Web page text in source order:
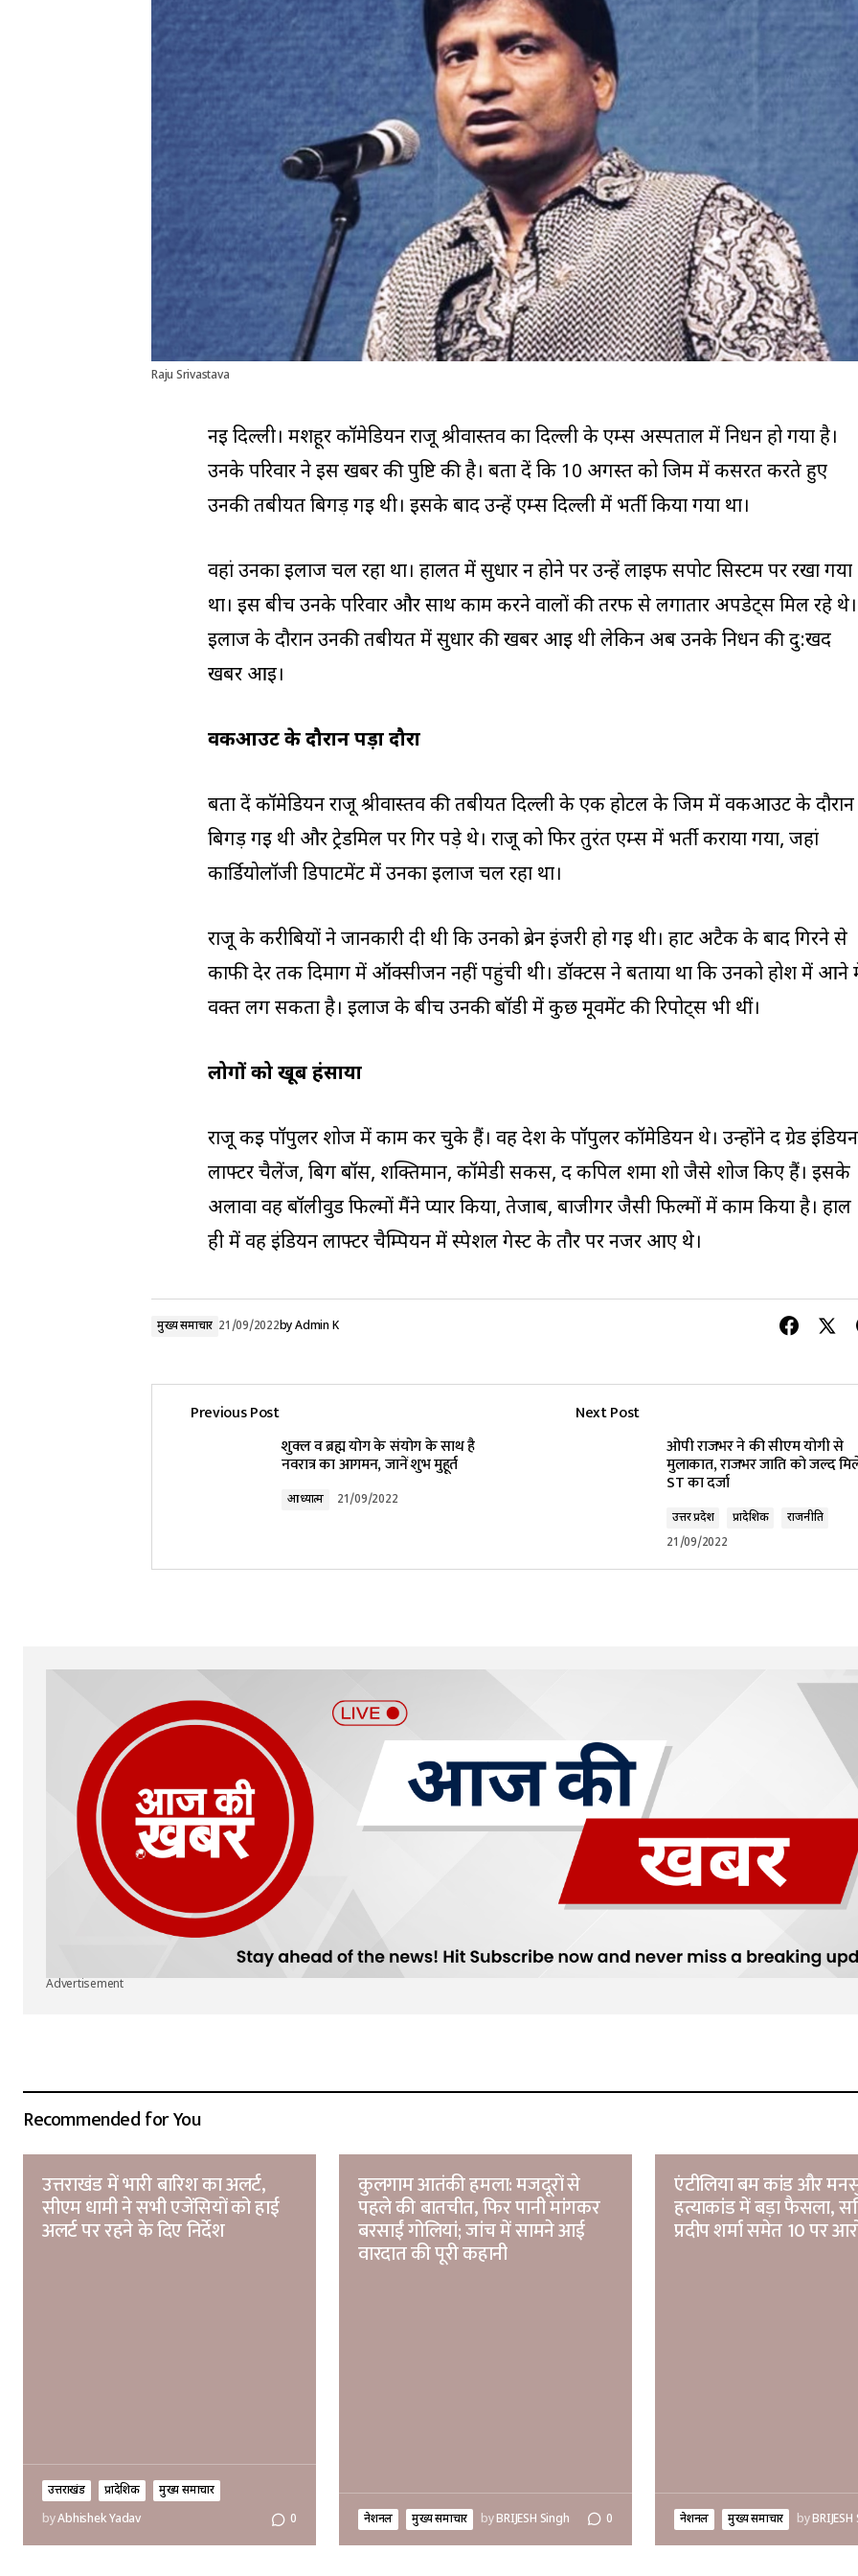
Raju Srivastava
नई दिल्ली। मशहूर कॉमेडियन राजू श्रीवास्तव का दिल्ली के एम्स अस्पताल में निधन हो गया है।
उनके परिवार ने इस खबर की पुष्टि की है। बता दें कि 10 अगस्त को जिम में कसरत करते हुए
उनकी तबीयत बिगड़ गई थी। इसके बाद उन्हें एम्स दिल्ली में भर्ती किया गया था।
वहां उनका इलाज चल रहा था। हालत में सुधार न होने पर उन्हें लाइफ सपोर्ट सिस्टम पर रखा गया
था। इस बीच उनके परिवार और साथ काम करने वालों की तरफ से लगातार अपडेट्स मिल रहे थे।
इलाज के दौरान उनकी तबीयत में सुधार की खबर आई थी लेकिन अब उनके निधन की दु:खद
खबर आई।
वर्कआउट के दौरान पड़ा दौरा
बता दें कॉमेडियन राजू श्रीवास्तव की तबीयत दिल्ली के एक होटल के जिम में वर्कआउट के दौरान
बिगड़ गई थी और ट्रेडमिल पर गिर पड़े थे। राजू को फिर तुरंत एम्स में भर्ती कराया गया, जहां
कार्डियोलॉजी डिपार्टमेंट में उनका इलाज चल रहा था।
राजू के करीबियों ने जानकारी दी थी कि उनको ब्रेन इंजरी हो गई थी। हार्ट अटैक के बाद गिरने से
काफी देर तक दिमाग में ऑक्सीजन नहीं पहुंची थी। डॉक्टर्स ने बताया था कि उनको होश में आने
वक्त लग सकता है। इलाज के बीच उनकी बॉडी में कुछ मूवमेंट की रिपोर्ट्स भी थीं।
लोगों को खूब हंसाया
राजू कई पॉपुलर शोज में काम कर चुके हैं। वह देश के पॉपुलर कॉमेडियन थे। उन्होंने द ग्रेड इंडियन
लाफ्टर चैलेंज, बिग बॉस, शक्तिमान, कॉमेडी सर्कस, द कपिल शर्मा शो जैसे शोज किए हैं। इसके
अलावा वह बॉलीवुड फिल्मों मैंने प्यार किया, तेजाब, बाजीगर जैसी फिल्मों में काम किया है। हाल
ही में वह इंडियन लाफ्टर चैम्पियन में स्पेशल गेस्ट के तौर पर नजर आए थे।
मुख्य समाचार 21/09/2022byAdmin K
Previous Post
शुक्ल व ब्रह्म योग के संयोग के साथ है
नवरात्र का आगमन, जानें शुभ मुहूर्त
आध्यात्म 21/09/2022
Next Post
ओपी राजभर ने की सीएम योगी से
मुलाकात, राजभर जाति को जल्द
ST का दर्जा
उत्तर प्रदेश प्रादेशिक
राजनीति
21/09/2022
Advertisement
Recommended for You
उत्तराखंड में भारी बारिश का अलर्ट,
सीएम धामी ने सभी एजेंसियों को हाई
अलर्ट पर रहने के दिए निर्देश
उत्तराखंड प्रादेशिक
मुख्य समाचार
byAbhishek Yadav 0
कुलगाम आतंकी हमला: मजदूरों से
पहले की बातचीत, फिर पानी मांगकर
बरसाईं गोलियां; जांच में सामने आई
वारदात की पूरी कहानी
नेशनल मुख्य समाचार byBRIJESH Singh 0
एंटीलिया बम कांड और
हत्याकांड में बड़ा फैसला,
प्रदीप शर्मा समेत 10 पर
नेशनल मुख्य समाचार by